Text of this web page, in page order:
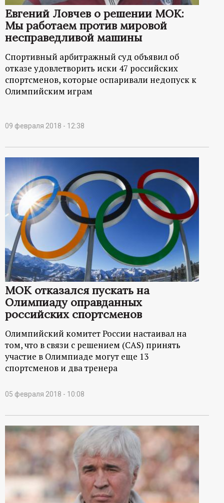
ц
и
о
н
ы
й
п
о
т
а
л
Евгений Ловчев о решении МОК:
Мы работаем против мировой
несправедливой машины
Спортивный арбитражный суд объявил об
отказе удовлетворить иски 47 российских
спортсменов, которые оспаривали недопуск к
Олимпийским играм
09 февраля 2018 - 12:38
МОК отказался пускать на
Олимпиаду оправданных
российских спортсменов
Олимпийский комитет России настаивал на
том, что в связи с решением (CAS) принять
участие в Олимпиаде могут еще 13
спортсменов и два тренера
05 февраля 2018 - 10:08